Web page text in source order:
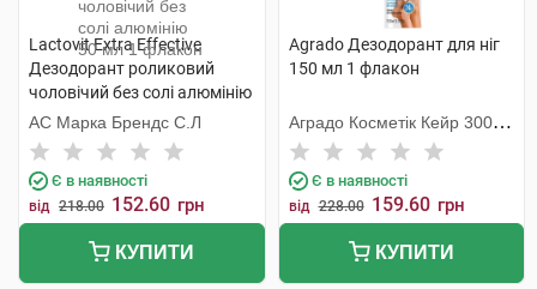
Lactovit Extra Effective
Дезодорант роликовий
чоловічий без солі алюмінію
50 мл 1 флакон
АС Марка Брендс С.Л
Є в наявності
від 218.00 152.60 грн
КУПИТИ
Agrado Дезодорант для ніг
150 мл 1 флакон
Аградо Косметік Кейр 3000
С.Л.У.
Є в наявності
від 228.00 159.60 грн
КУПИТИ